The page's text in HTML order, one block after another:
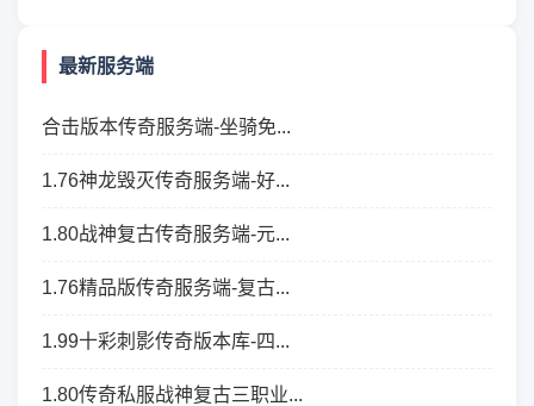
最新服务端
合击版本传奇服务端-坐骑免...
1.76神龙毁灭传奇服务端-好...
1.80战神复古传奇服务端-元...
1.76精品版传奇服务端-复古...
1.99十彩刺影传奇版本库-四...
1.80传奇私服战神复古三职业...